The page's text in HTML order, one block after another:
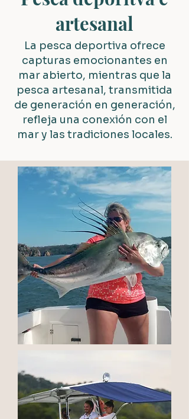
artesanal
La pesca deportiva ofrece
capturas emocionantes en
mar abierto, mientras que la
pesca artesanal, transmitida
de generación en generación,
refleja una conexión con el
mar y las tradiciones locales.